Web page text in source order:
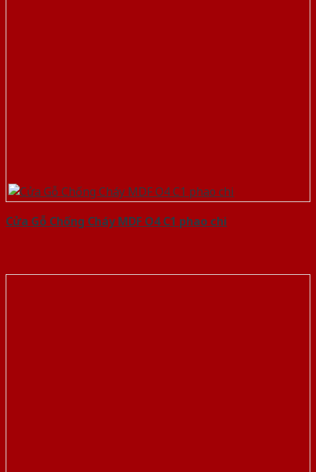
Cửa Gỗ Chống Cháy MDF O4 C1 phao chi